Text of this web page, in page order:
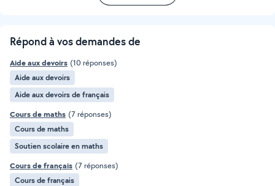
Répond à vos demandes de
Aide aux devoirs (10 réponses)
Aide aux devoirs
Aide aux devoirs de français
Cours de maths (7 réponses)
Cours de maths
Soutien scolaire en maths
Cours de français (7 réponses)
Cours de français